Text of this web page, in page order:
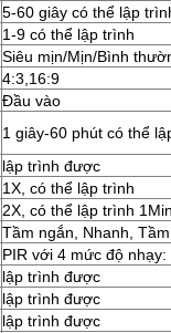
5-60 giây có thể lập
1-9 có thể lập trình
Siêu mịn/Mịn/Bình
4:3,16:9
Đầu vào
1 giây-60 phút có thể
lập trình được
1X, có thể lập trình
2X, có thể lập trình
Tầm ngắn, Nhanh,
PIR với 4 mức độ
lập trình được
lập trình được
lập trình được